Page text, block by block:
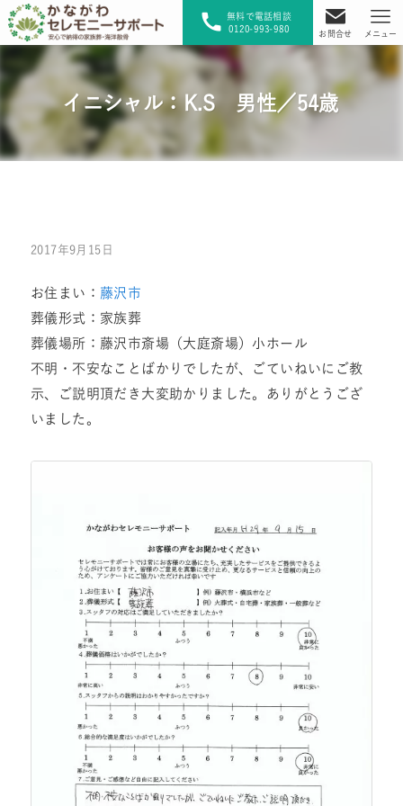
無料で電話相談
0120-993-980
お問合せ メニュー
イニシャル：K.S 男性／54歳
2017年9月15日
お住まい： 藤沢市
葬儀形式：家族葬
葬儀場所：藤沢市斎場（大庭斎場）小ホール
不明・不安なことばかりでしたが、ごていねいにご教
示、ご説明頂だき大変助かりました。ありがとうござ
いました。